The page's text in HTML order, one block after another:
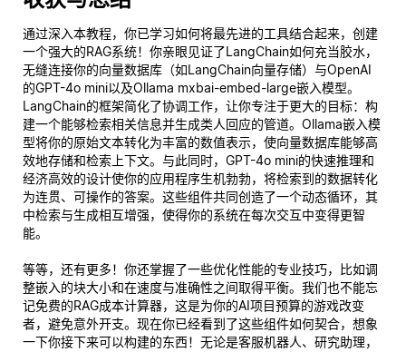
通过深入本教程，你已学习如何将最先进的工具结合起来，创建
一个强大的RAG系统！你亲眼见证了LangChain如何充当胶水，
无缝连接你的向量数据库（如LangChain向量存储）与OpenAI
的GPT-4o mini以及Ollama mxbai-embed-large嵌入模型。
LangChain的框架简化了协调工作，让你专注于更大的目标：构
建一个能够检索相关信息并生成类人回应的管道。Ollama嵌入模
型将你的原始文本转化为丰富的数值表示，使向量数据库能够高
效地存储和检索上下文。与此同时，GPT-4o mini的快速推理和
经济高效的设计使你的应用程序生机勃勃，将检索到的数据转化
为连贯、可操作的答案。这些组件共同创造了一个动态循环，其
中检索与生成相互增强，使得你的系统在每次交互中变得更智
能。
等等，还有更多！你还掌握了一些优化性能的专业技巧，比如调
整嵌入的块大小和在速度与准确性之间取得平衡。我们也不能忘
记免费的RAG成本计算器，这是为你的AI项目预算的游戏改变
者，避免意外开支。现在你已经看到了这些组件如何契合，想象
一下你接下来可以构建的东西！无论是客服机器人、研究助理，